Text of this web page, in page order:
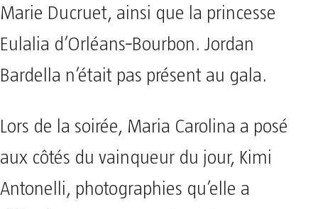
Marie Ducruet, ainsi que la princesse
Eulalia d’Orléans‑Bourbon. Jordan
Bardella n’était pas présent au gala.
Lors de la soirée, Maria Carolina a posé
aux côtés du vainqueur du jour, Kimi
Antonelli, photographies qu’elle a